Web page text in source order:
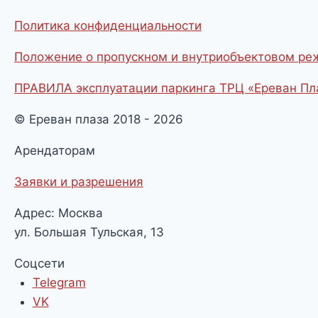
Политика конфиденциальности
Положение о пропускном и внутриобъектовом
ПРАВИЛА эксплуатации паркинга ТРЦ «Ереван
© Ереван плаза 2018 - 2026
Арендаторам
Заявки и разрешения
Адрес: Москва
ул. Большая Тульская, 13
Соцсети
Telegram
VK